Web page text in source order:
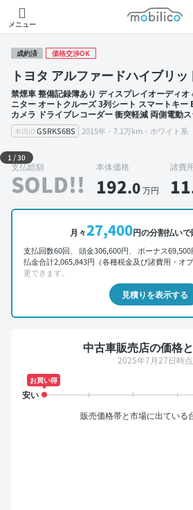
メニュー
モビリコ
成約済 価格交渉OK
トヨタ アルファードハイブリ
禁煙車 整備記録簿あり ディスプレイオーディ
ニター オートクルーズ 3列シート スマートキー
カメラ ドライブレコーダー 衝突軽減 両側電動
車両ID GSRKS6BS 2015年・7.1万km・ホワイト系
外装 左前
1 /30
支払総額
SOLD!!
本体価格
192.0万円
諸費
11
月々27,400円の分割払い
支払回数60回、 頭金306,600円、 ボーナス
払金合計2,065,843円（各種税金及び諸費用・オプ
更できます。
見積りを表示する
中古車販売店の価格
2025年7月27日時点
お買い得
販売価格帯と市場に出ている